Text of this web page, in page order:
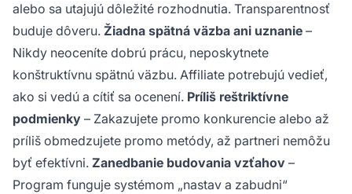
alebo sa utajujú dôležité rozhodnutia. Transparentnosť
buduje dôveru. Žiadna spätná väzba ani uznanie –
Nikdy neoceníte dobrú prácu, neposkytnete
konštruktívnu spätnú väzbu. Affiliate potrebujú vedieť,
ako si vedú a cítiť sa ocenení. Príliš reštriktívne
podmienky – Zakazujete promo konkurencie alebo až
príliš obmedzujete promo metódy, až partneri nemôžu
byť efektívni. Zanedbanie budovania vzťahov –
Program funguje systémom „nastav a zabudni“